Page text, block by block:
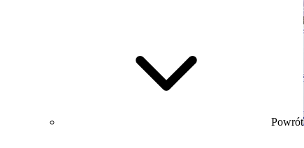
Powrót